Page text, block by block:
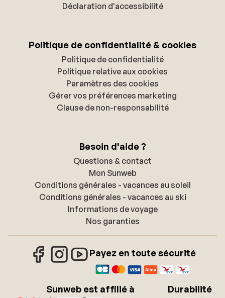
Déclaration d'accessibilité
Politique de confidentialité & cookies
Politique de confidentialité
Politique relative aux cookies
Paramètres des cookies
Gérer vos préférences marketing
Clause de non-responsabilité
Besoin d'aide ?
Questions & contact
Mon Sunweb
Conditions générales - vacances au soleil
Conditions générales - vacances au ski
Informations de voyage
Nos garanties
Payez en toute sécurité
Sunweb est affilié à Durabilité